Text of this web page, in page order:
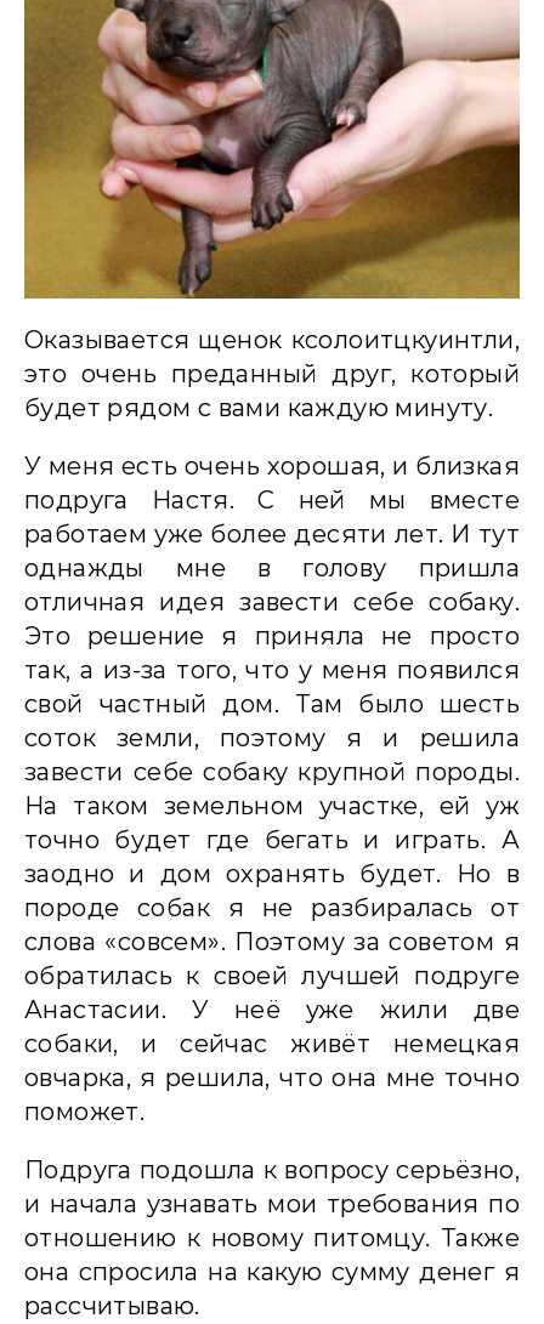
Оказывается щенок ксолоитцкуинтли,
это очень преданный друг, который
будет рядом с вами каждую минуту.
У меня есть очень хорошая, и близкая
подруга Настя. С ней мы вместе
работаем уже более десяти лет. И тут
однажды мне в голову пришла
отличная идея завести себе собаку.
Это решение я приняла не просто
так, а из-за того, что у меня появился
свой частный дом. Там было шесть
соток земли, поэтому я и решила
завести себе собаку крупной породы.
На таком земельном участке, ей уж
точно будет где бегать и играть. А
заодно и дом охранять будет. Но в
породе собак я не разбиралась от
слова «совсем». Поэтому за советом я
обратилась к своей лучшей подруге
Анастасии. У неё уже жили две
собаки, и сейчас живёт немецкая
овчарка, я решила, что она мне точно
поможет.
Подруга подошла к вопросу серьёзно,
и начала узнавать мои требования по
отношению к новому питомцу. Также
она спросила на какую сумму денег я
рассчитываю.